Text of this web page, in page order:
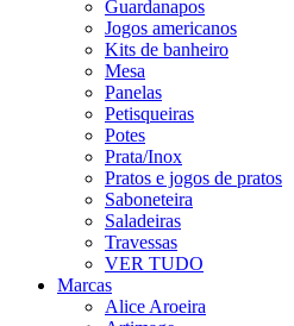
Guardanapos
Jogos americanos
Kits de banheiro
Mesa
Panelas
Petisqueiras
Potes
Prata/Inox
Pratos e jogos de pratos
Saboneteira
Saladeiras
Travessas
VER TUDO
Marcas
Alice Aroeira